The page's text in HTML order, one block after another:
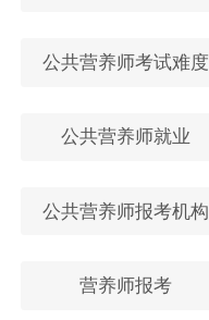
公共营养师考试难度
公共营养师就业
公共营养师报考机构
营养师报考